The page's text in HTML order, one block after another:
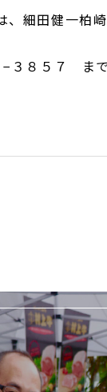
、細田健一柏
３８５７ まで